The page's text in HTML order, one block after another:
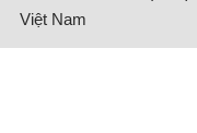
Việt Nam